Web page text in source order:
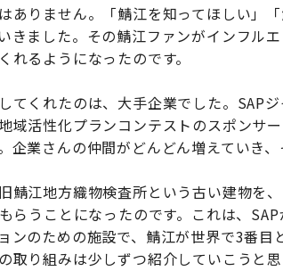
ありません。「鯖江を知ってほしい」
きました。その鯖江ファンがインフル
るようになったのです。
てくれたのは、大手企業でした。SAP
域活性化プランコンテストのスポンサ
企業さんの仲間がどんどん増えていき、
鯖江地方織物検査所という古い建物を
らうことになったのです。これは、
ンのための施設で、鯖江が世界で3番
取り組みは少しずつ紹介していこうと思